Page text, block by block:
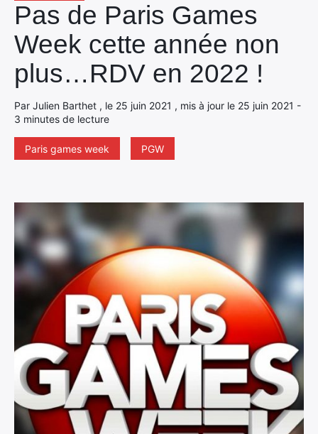
Pas de Paris Games
Week cette année non
plus…RDV en 2022 !
Par Julien Barthet , le 25 juin 2021 , mis à jour le 25 juin 2021 -
3 minutes de lecture
Paris games week PGW